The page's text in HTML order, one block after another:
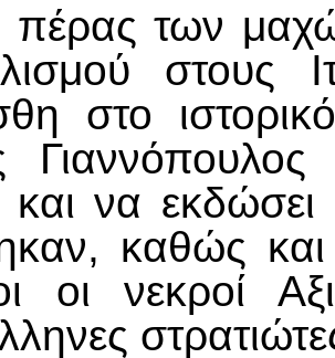
πέρας των
στους
στο
και να
καθώς
οι νεκροί